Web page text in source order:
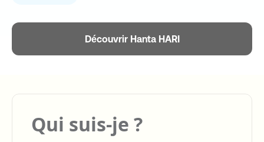
Découvrir Hanta HARI
Qui suis-je ?